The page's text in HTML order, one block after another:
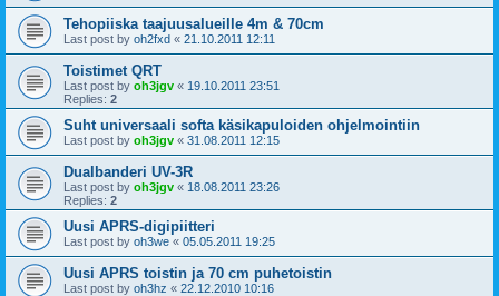
Tehopiiska taajuusalueille 4m & 70cm
Last post by oh2fxd « 21.10.2011 12:11
Toistimet QRT
Last post by oh3jgv « 19.10.2011 23:51
Replies: 2
Suht universaali softa käsikapuloiden ohjelmointiin
Last post by oh3jgv « 31.08.2011 12:15
Dualbanderi UV-3R
Last post by oh3jgv « 18.08.2011 23:26
Replies: 2
Uusi APRS-digipiitteri
Last post by oh3we « 05.05.2011 19:25
Uusi APRS toistin ja 70 cm puhetoistin
Last post by oh3hz « 22.12.2010 10:16